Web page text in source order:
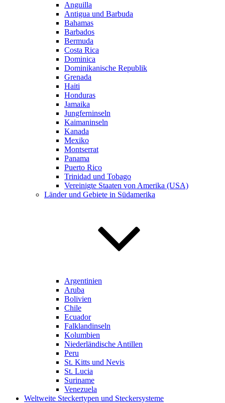
Anguilla
Antigua und Barbuda
Bahamas
Barbados
Bermuda
Costa Rica
Dominica
Dominikanische Republik
Grenada
Haiti
Honduras
Jamaika
Jungferninseln
Kaimaninseln
Kanada
Mexiko
Montserrat
Panama
Puerto Rico
Trinidad und Tobago
Vereinigte Staaten von Amerika (USA)
Länder und Gebiete in Südamerika
Argentinien
Aruba
Bolivien
Chile
Ecuador
Falklandinseln
Kolumbien
Niederländische Antillen
Peru
St. Kitts und Nevis
St. Lucia
Suriname
Venezuela
Weltweite Steckertypen und Steckersysteme